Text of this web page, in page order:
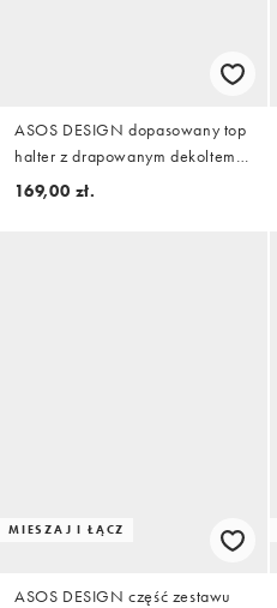
ASOS DESIGN dopasowany top
halter z drapowanym dekoltem
typu cowl i szarfą w czerwieni
169,00 zł.
MIESZAJ I ŁĄCZ
ASOS DESIGN część zestawu